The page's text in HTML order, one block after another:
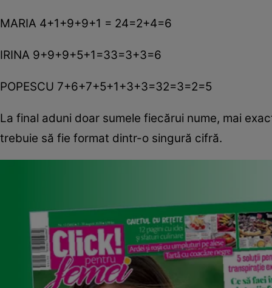
MARIA 4+1+9+9+1 = 24=2+4=6
IRINA 9+9+9+5+1=33=3+3=6
POPESCU 7+6+7+5+1+3+3=32=3=2=5
La final aduni doar sumele fiecărui nume, mai
trebuie să fie format dintr-o singură cifră.